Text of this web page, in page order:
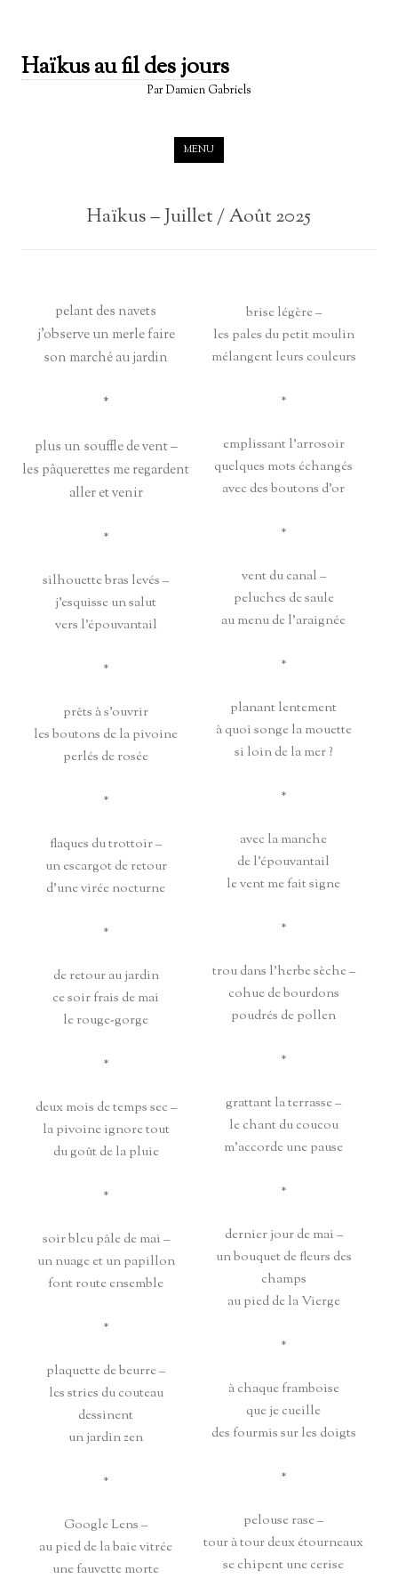
Haïkus au fil des jours
Par Damien Gabriels
MENU
Haïkus – Juillet / Août 2025
pelant des navets
j’observe un merle faire
son marché au jardin
*
plus un souffle de vent –
les pâquerettes me regardent
aller et venir
*
silhouette bras levés –
j’esquisse un salut
vers l’épouvantail
*
prêts à s’ouvrir
les boutons de la pivoine
perlés de rosée
*
flaques du trottoir –
un escargot de retour
d’une virée nocturne
*
de retour au jardin
ce soir frais de mai
le rouge-gorge
*
deux mois de temps sec –
la pivoine ignore tout
du goût de la pluie
*
soir bleu pâle de mai –
un nuage et un papillon
font route ensemble
*
plaquette de beurre –
les stries du couteau
dessinent
un jardin zen
*
Google Lens –
au pied de la baie vitrée
une fauvette morte
brise légère –
les pales du petit moulin
mélangent leurs couleurs
*
emplissant l’arrosoir
quelques mots échangés
avec des boutons d’or
*
vent du canal –
peluches de saule
au menu de l’araignée
*
planant lentement
à quoi songe la mouette
si loin de la mer ?
*
avec la manche
de l’épouvantail
le vent me fait signe
*
trou dans l’herbe sèche –
cohue de bourdons
poudrés de pollen
*
grattant la terrasse –
le chant du coucou
m’accorde une pause
*
dernier jour de mai –
un bouquet de fleurs des
champs
au pied de la Vierge
*
à chaque framboise
que je cueille
des fourmis sur les doigts
*
pelouse rase –
tour à tour deux étourneaux
se chipent une cerise